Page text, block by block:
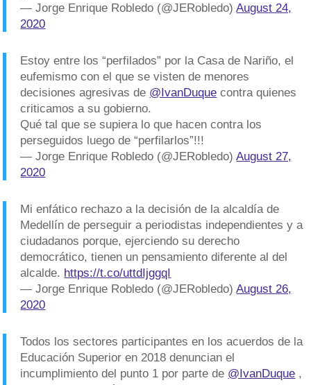
— Jorge Enrique Robledo (@JERobledo)August 24,
2020
Estoy entre los “perfilados” por la Casa de Nariño, el
eufemismo con el que se visten de menores
decisiones agresivas de @IvanDuque contra quienes
criticamos a su gobierno.
Qué tal que se supiera lo que hacen contra los
perseguidos luego de “perfilarlos”!!!
— Jorge Enrique Robledo (@JERobledo)August 27,
2020
Mi enfático rechazo a la decisión de la alcaldía de
Medellín de perseguir a periodistas independientes y a
ciudadanos porque, ejerciendo su derecho
democrático, tienen un pensamiento diferente al del
alcalde. https://t.co/uttdIjggqI
— Jorge Enrique Robledo (@JERobledo)August 26,
2020
Todos los sectores participantes en los acuerdos de la
Educación Superior en 2018 denuncian el
incumplimiento del punto 1 por parte de @IvanDuque ,